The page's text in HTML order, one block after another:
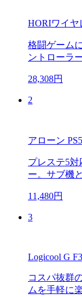
HORIワイヤ
格闘ゲーム
ントローラ
28,308円
2
アローン
プレステ5
ー。サブ機
11,480円
3
Logicool G
コスパ抜群
ムを手軽に